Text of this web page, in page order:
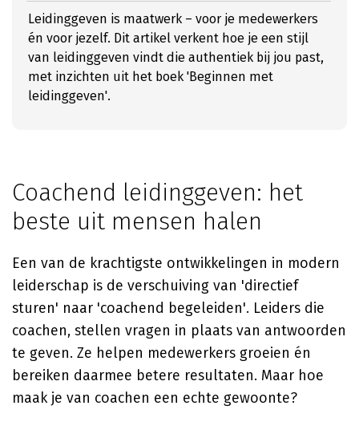
Leidinggeven is maatwerk – voor je medewerkers
én voor jezelf. Dit artikel verkent hoe je een stijl
van leidinggeven vindt die authentiek bij jou past,
met inzichten uit het boek 'Beginnen met
leidinggeven'.
Coachend leidinggeven: het
beste uit mensen halen
Een van de krachtigste ontwikkelingen in modern
leiderschap is de verschuiving van 'directief
sturen' naar 'coachend begeleiden'. Leiders die
coachen, stellen vragen in plaats van antwoorden
te geven. Ze helpen medewerkers groeien én
bereiken daarmee betere resultaten. Maar hoe
maak je van coachen een echte gewoonte?